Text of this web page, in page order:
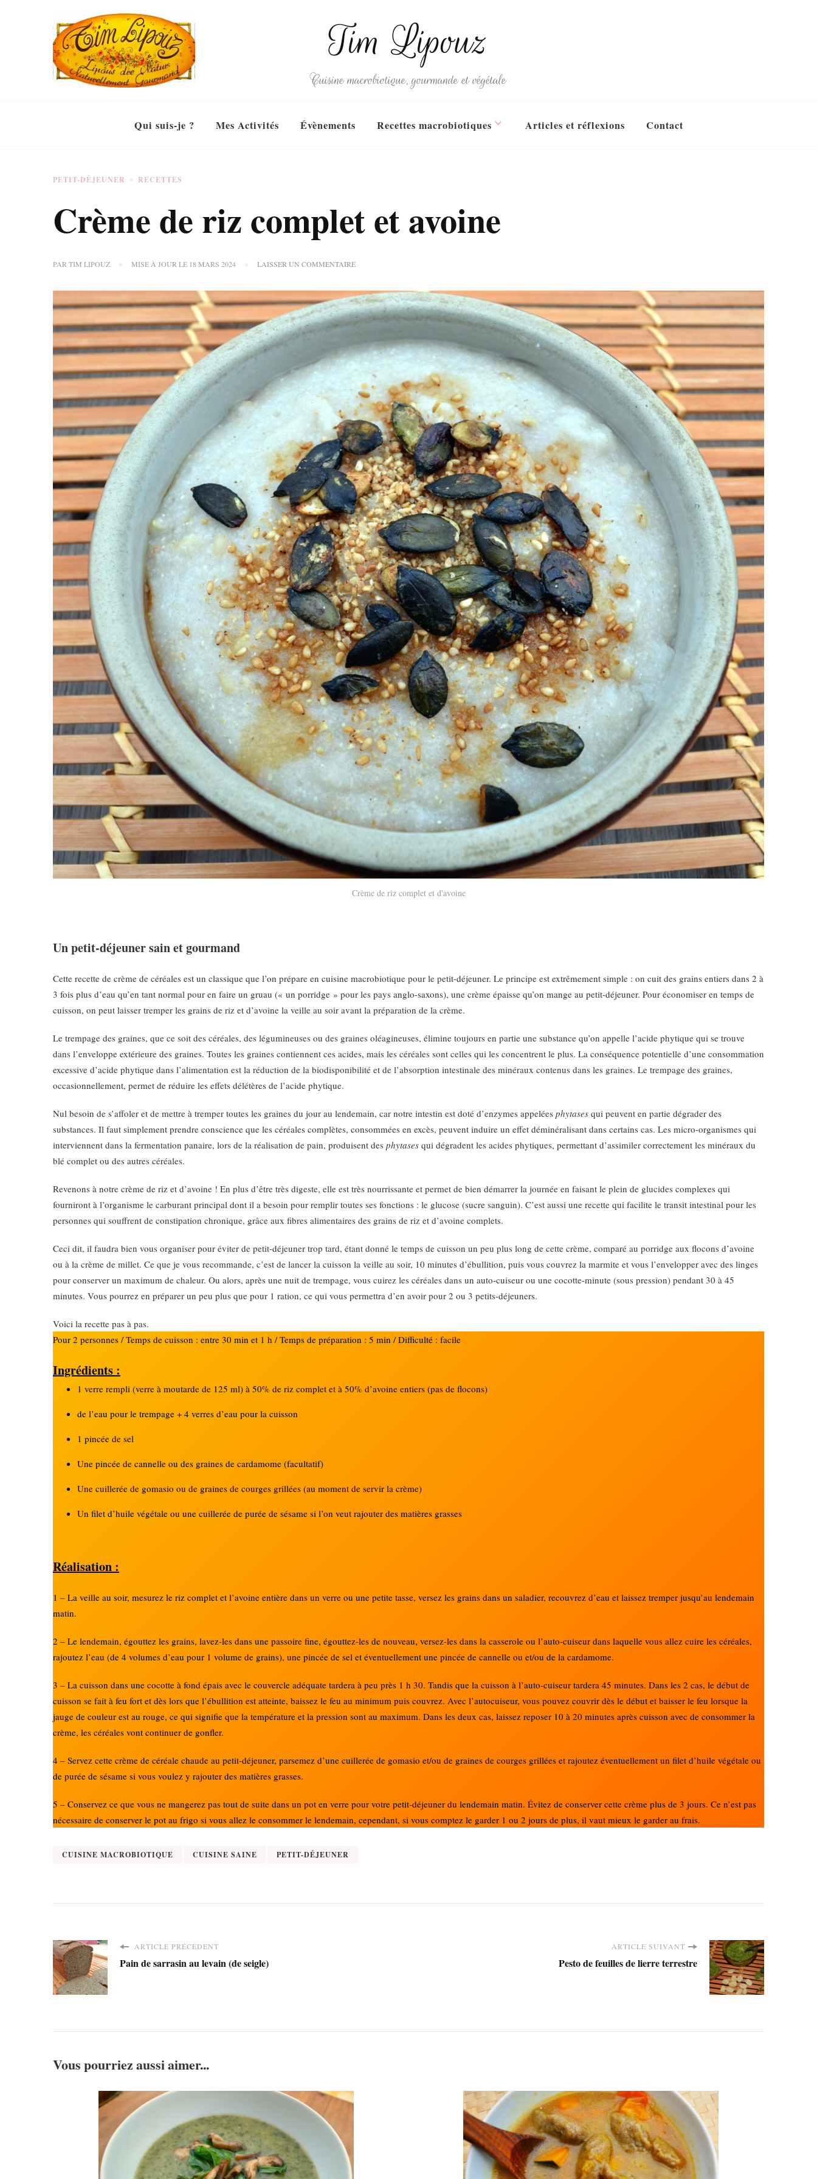
Tim Lipouz
Cuisine macrobiotique, gourmande et végétale
Qui suis-je ? Mes Activités Évènements Recettes macrobiotiques Articles et réflexions Contact
PETIT-DÉJEUNER RECETTES
Crème de riz complet et avoine
PAR TIM LIPOUZ MISE À JOUR LE 18 MARS 2024 LAISSER UN COMMENTAIRESUR
RIZ
COMPLET
ET
AVOINE
Crème de riz complet et d'avoine
Un petit-déjeuner sain et gourmand
Cette recette de crème de céréales est un classique que l’on prépare en cuisine macrobiotique pour le petit-déjeuner. Le principe est extrêmement simple : on cuit des grains entiers dans 2 à
3 fois plus d’eau qu’en tant normal pour en faire un gruau (« un porridge » pour les pays anglo-saxons), une crème épaisse qu’on mange au petit-déjeuner. Pour économiser en temps de
cuisson, on peut laisser tremper les grains de riz et d’avoine la veille au soir avant la préparation de la crème.
Le trempage des graines, que ce soit des céréales, des légumineuses ou des graines oléagineuses, élimine toujours en partie une substance qu’on appelle l’acide phytique qui se trouve
dans l’enveloppe extérieure des graines. Toutes les graines contiennent ces acides, mais les céréales sont celles qui les concentrent le plus. La conséquence potentielle d’une consommation
excessive d’acide phytique dans l’alimentation est la réduction de la biodisponibilité et de l’absorption intestinale des minéraux contenus dans les graines. Le trempage des graines,
occasionnellement, permet de réduire les effets délétères de l’acide phytique.
Nul besoin de s’affoler et de mettre à tremper toutes les graines du jour au lendemain, car notre intestin est doté d’enzymes appelées phytases qui peuvent en partie dégrader des
substances. Il faut simplement prendre conscience que les céréales complètes, consommées en excès, peuvent induire un effet déminéralisant dans certains cas. Les micro-organismes qui
interviennent dans la fermentation panaire, lors de la réalisation de pain, produisent des phytases qui dégradent les acides phytiques, permettant d’assimiler correctement les minéraux du
blé complet ou des autres céréales.
Revenons à notre crème de riz et d’avoine ! En plus d’être très digeste, elle est très nourrissante et permet de bien démarrer la journée en faisant le plein de glucides complexes qui
fourniront à l’organisme le carburant principal dont il a besoin pour remplir toutes ses fonctions : le glucose (sucre sanguin). C’est aussi une recette qui facilite le transit intestinal pour les
personnes qui souffrent de constipation chronique, grâce aux fibres alimentaires des grains de riz et d’avoine complets.
Ceci dit, il faudra bien vous organiser pour éviter de petit-déjeuner trop tard, étant donné le temps de cuisson un peu plus long de cette crème, comparé au porridge aux flocons d’avoine
ou à la crème de millet. Ce que je vous recommande, c’est de lancer la cuisson la veille au soir, 10 minutes d’ébullition, puis vous couvrez la marmite et vous l’envelopper avec des linges
pour conserver un maximum de chaleur. Ou alors, après une nuit de trempage, vous cuirez les céréales dans un auto-cuiseur ou une cocotte-minute (sous pression) pendant 30 à 45
minutes. Vous pourrez en préparer un peu plus que pour 1 ration, ce qui vous permettra d’en avoir pour 2 ou 3 petits-déjeuners.
Voici la recette pas à pas.
Pour 2 personnes / Temps de cuisson : entre 30 min et 1 h / Temps de préparation : 5 min / Difficulté : facile
Ingrédients :
1 verre rempli (verre à moutarde de 125 ml) à 50% de riz complet et à 50% d’avoine entiers (pas de flocons)
de l’eau pour le trempage + 4 verres d’eau pour la cuisson
1 pincée de sel
Une pincée de cannelle ou des graines de cardamome (facultatif)
Une cuillerée de gomasio ou de graines de courges grillées (au moment de servir la crème)
Un filet d’huile végétale ou une cuillerée de purée de sésame si l’on veut rajouter des matières grasses
Réalisation :
1 – La veille au soir, mesurez le riz complet et l’avoine entière dans un verre ou une petite tasse, versez les grains dans un saladier, recouvrez d’eau et laissez tremper jusqu’au lendemain
matin.
2 – Le lendemain, égouttez les grains, lavez-les dans une passoire fine, égouttez-les de nouveau, versez-les dans la casserole ou l’auto-cuiseur dans laquelle vous allez cuire les céréales,
rajoutez l’eau (de 4 volumes d’eau pour 1 volume de grains), une pincée de sel et éventuellement une pincée de cannelle ou et/ou de la cardamome.
3 – La cuisson dans une cocotte à fond épais avec le couvercle adéquate tardera à peu près 1 h 30. Tandis que la cuisson à l’auto-cuiseur tardera 45 minutes. Dans les 2 cas, le début de
cuisson se fait à feu fort et dès lors que l’ébullition est atteinte, baissez le feu au minimum puis couvrez. Avec l’autocuiseur, vous pouvez couvrir dès le début et baisser le feu lorsque la
jauge de couleur est au rouge, ce qui signifie que la température et la pression sont au maximum. Dans les deux cas, laissez reposer 10 à 20 minutes après cuisson avec de consommer la
crème, les céréales vont continuer de gonfler.
4 – Servez cette crème de céréale chaude au petit-déjeuner, parsemez d’une cuillerée de gomasio et/ou de graines de courges grillées et rajoutez éventuellement un filet d’huile végétale ou
de purée de sésame si vous voulez y rajouter des matières grasses.
5 – Conservez ce que vous ne mangerez pas tout de suite dans un pot en verre pour votre petit-déjeuner du lendemain matin. Évitez de conserver cette crème plus de 3 jours. Ce n’est pas
nécessaire de conserver le pot au frigo si vous allez le consommer le lendemain, cependant, si vous comptez le garder 1 ou 2 jours de plus, il vaut mieux le garder au frais.
CUISINE MACROBIOTIQUE CUISINE SAINE PETIT-DÉJEUNER
ARTICLE PRÉCÉDENT
Pain de sarrasin au levain (de seigle)
ARTICLE SUIVANT
Pesto de feuilles de lierre terrestre
Vous pourriez aussi aimer...